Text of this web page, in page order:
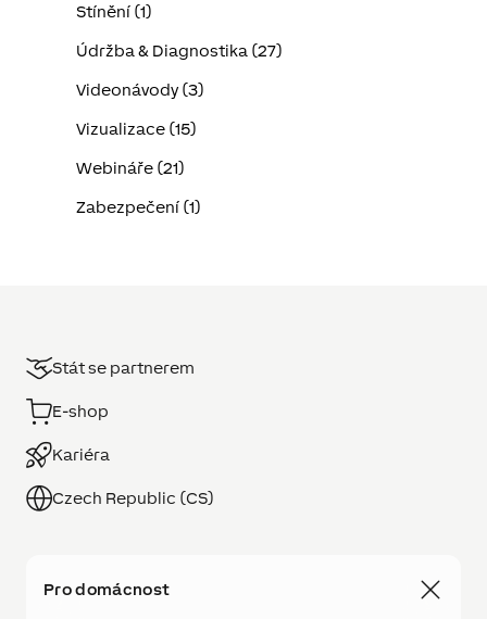
Stínění (1)
Údržba & Diagnostika (27)
Videonávody (3)
Vizualizace (15)
Webináře (21)
Zabezpečení (1)
Stát se partnerem
E-shop
Kariéra
Czech Republic (CS)
Pro domácnost